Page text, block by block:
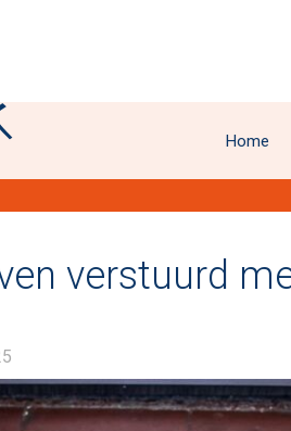
Home
verstuurd